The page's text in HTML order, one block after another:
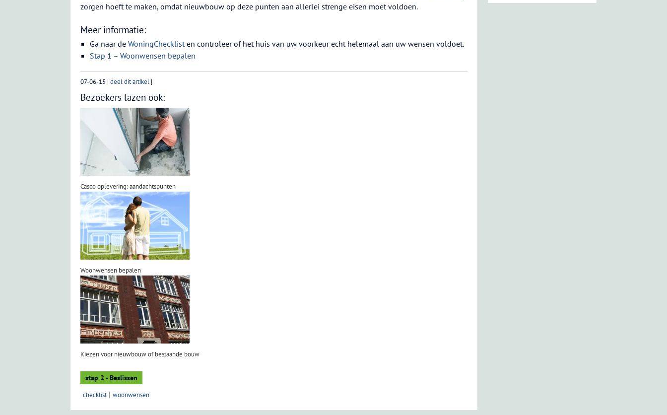
zorgen hoeft te maken, omdat nieuwbouw op deze punten aan allerlei strenge eisen moet voldoen.
Meer informatie:
Ga naar deWoningChecklisten controleer of het huis van uw voorkeur echt helemaal aan uw wensen voldoet.
Stap 1 – Woonwensen bepalen
07-06-15 | deel dit artikel |
Bezoekers lazen ook:
Casco oplevering: aandachtspunten
Woonwensen bepalen
Kiezen voor nieuwbouw of bestaande bouw
stap 2 - Beslissen
checklist woonwensen